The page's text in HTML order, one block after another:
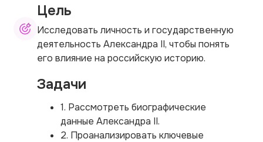
Цель
Исследовать личность и государственную
деятельность Александра II, чтобы понять
его влияние на российскую историю.
Задачи
1. Рассмотреть биографические
данные Александра II.
2. Проанализировать ключевые